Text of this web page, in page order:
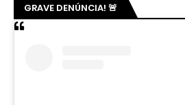
GRAVE DENÚNCIA! 🚨